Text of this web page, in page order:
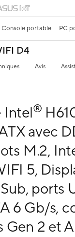
portable PC
D4
Avis
Intel®
avec
M.2,
5,
ports
6 Gb/s,
Gen 2 et